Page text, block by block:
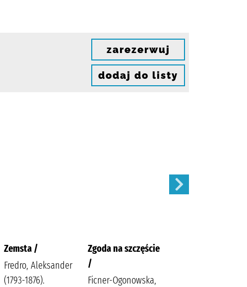
zarezerwuj
dodaj do listy
Zemsta /
Fredro, Aleksander
(1793-1876).
Zgoda na szczęście
/
Ficner-Ogonowska,